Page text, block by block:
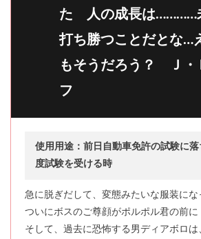
た 人の成長は…………
打ち勝つことだとな…
もそうだろう？ Ｊ・
フ
使用用途：前日自動車免許の試験に
度試験を受ける時
急に脱ぎだして、変態みたいな服装にな
ついにボスのご尊顔がポルポル君の前に
そして、過去に恐怖する男ディアボロ